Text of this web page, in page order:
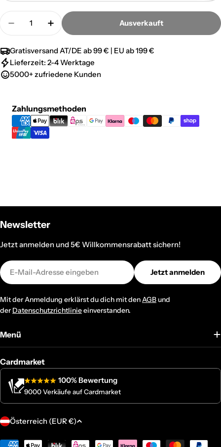
verfügbar
oder
Menge
Menge für Raiden, Hand der Lichtverpflichteten -
Menge für Raiden, Hand der
Ausverkauft
Gratisversand AT/DE ab 99 € | EU ab 199 €
Lieferzeit: 2-4 Werktage
5000+ zufriedene Kunden
Zahlungsmethoden
Zahlungsmethoden
Newsletter
Jetzt anmelden und 5€ Willkommensrabatt sichern!
E-
Mail
Jetzt anmelden
Mit der Anmeldung erklärst du dich mit denAGB und
der Datenschutzrichtlinieeinverstanden.
Menü
Cardmarket
100% Bewertung
9000 Verkäufe auf Cardmarket
L
Österreich (EUR €)
Zahlungsmethoden